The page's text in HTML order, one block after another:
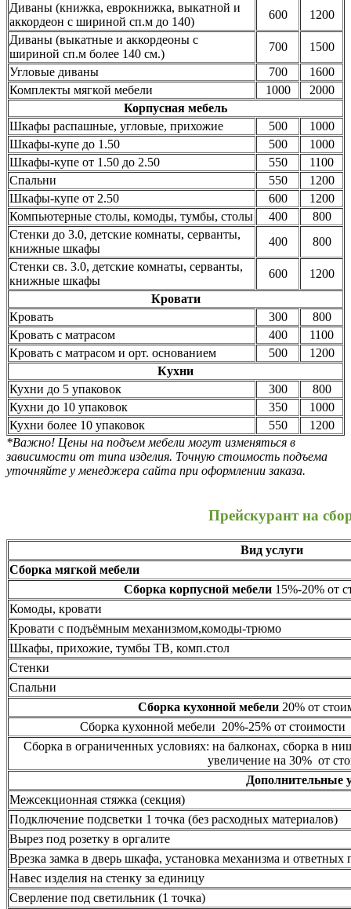
Диваны (книжка, еврокнижка, выкатной и
аккордеон с шириной сп.м до 140)
600
1200
Диваны (выкатные и аккордеоны с
шириной сп.м более 140 см.)
700
1500
Угловые диваны
700
1600
Комплекты мягкой мебели
1000
2000
Корпусная мебель
Шкафы распашные, угловые, прихожие
500
1000
Шкафы-купе до 1.50
500
1000
Шкафы-купе от 1.50 до 2.50
550
1100
Спальни
550
1200
Шкафы-купе от 2.50
600
1200
Компьютерные столы, комоды, тумбы, столы
400
800
Стенки до 3.0, детские комнаты, серванты,
книжные шкафы
400
800
Стенки св. 3.0, детские комнаты, серванты,
книжные шкафы
600
1200
Кровати
Кровать
300
800
Кровать с матрасом
400
1100
Кровать с матрасом и орт. основанием
500
1200
Кухни
Кухни до 5 упаковок
300
800
Кухни до 10 упаковок
350
1000
Кухни более 10 упаковок
550
1200
*Важно! Цены на подъем мебели могут изменяться в
зависимости от типа изделия. Точную стоимость подъема
уточняйте у менеджера сайта при оформлении заказа.
Прейскурант на
Вид услуги
Сборка мягкой мебели
Сборка корпусной мебели15%-20% от
Комоды, кровати
Кровати с подъёмным механизмом,комоды-трюмо
Шкафы, прихожие, тумбы ТВ, комп.стол
Стенки
Спальни
Сборка кухонной мебели20% от
Сборка кухонной мебели 20%-25% от стоимости
Сборка в ограниченных условиях: на балконах, сборка в
увеличение на 30% от
Дополнительные
Межсекционная стяжка (секция)
Подключение подсветки 1 точка (без расходных материалов)
Вырез под розетку в оргалите
Врезка замка в дверь шкафа, установка механизма и ответных
Навес изделия на стенку за единицу
Сверление под светильник (1 точка)